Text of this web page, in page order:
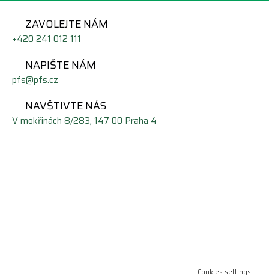
ZAVOLEJTE NÁM
+420 241 012 111
NAPIŠTE NÁM
pfs@pfs.cz
NAVŠTIVTE NÁS
V mokřinách 8/283, 147 00 Praha 4
Cookies settings